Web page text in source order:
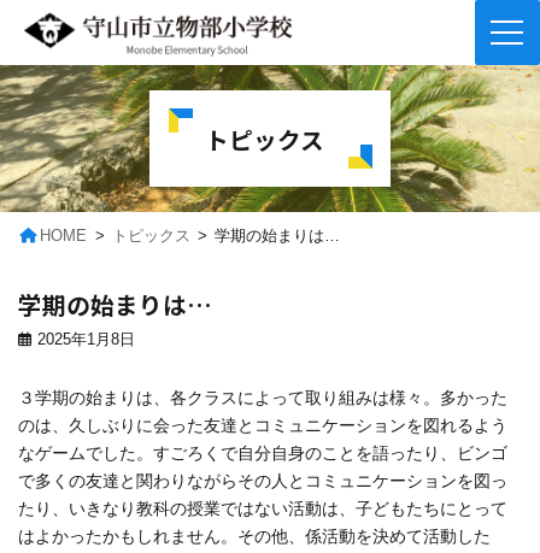
コ
ン
テ
ン
ツ
へ
ス
ナ
ビ
ゲ
ー
シ
ョ
ン
トピックス
HOME トピックス 学期の始まりは…
学期の始まりは…
2025年1月8日
３学期の始まりは、各クラスによって取り組みは様々。多かった
のは、久しぶりに会った友達とコミュニケーションを図れるよう
なゲームでした。すごろくで自分自身のことを語ったり、ビンゴ
で多くの友達と関わりながらその人とコミュニケーションを図っ
たり、いきなり教科の授業ではない活動は、子どもたちにとって
はよかったかもしれません。その他、係活動を決めて活動した